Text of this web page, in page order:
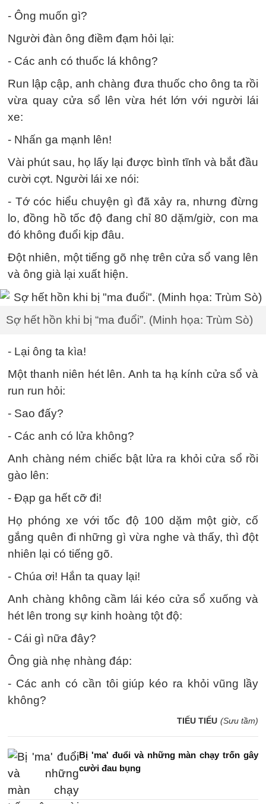
- Ông muốn gì?
Người đàn ông điềm đạm hỏi lại:
- Các anh có thuốc lá không?
Run lập cập, anh chàng đưa thuốc cho ông ta rồi
vừa quay cửa sổ lên vừa hét lớn với người lái
xe:
- Nhấn ga mạnh lên!
Vài phút sau, họ lấy lại được bình tĩnh và bắt đầu
cười cợt. Người lái xe nói:
- Tớ cóc hiểu chuyện gì đã xảy ra, nhưng đừng
lo, đồng hồ tốc độ đang chỉ 80 dặm/giờ, con ma
đó không đuổi kịp đâu.
Đột nhiên, một tiếng gõ nhẹ trên cửa sổ vang lên
và ông già lại xuất hiện.
Sợ hết hồn khi bị “ma đuổi”. (Minh họa: Trùm Sò)
- Lại ông ta kìa!
Một thanh niên hét lên. Anh ta hạ kính cửa sổ và
run run hỏi:
- Sao đấy?
- Các anh có lửa không?
Anh chàng ném chiếc bật lửa ra khỏi cửa sổ rồi
gào lên:
- Đạp ga hết cỡ đi!
Họ phóng xe với tốc độ 100 dặm một giờ, cố
gắng quên đi những gì vừa nghe và thấy, thì đột
nhiên lại có tiếng gõ.
- Chúa ơi! Hắn ta quay lại!
Anh chàng không cầm lái kéo cửa sổ xuống và
hét lên trong sự kinh hoàng tột độ:
- Cái gì nữa đây?
Ông già nhẹ nhàng đáp:
- Các anh có cần tôi giúp kéo ra khỏi vũng lầy
không?
TIẾU TIẾU (Sưu tầm)
Bị 'ma' đuổi và những màn chạy trốn gây
cười đau bụng